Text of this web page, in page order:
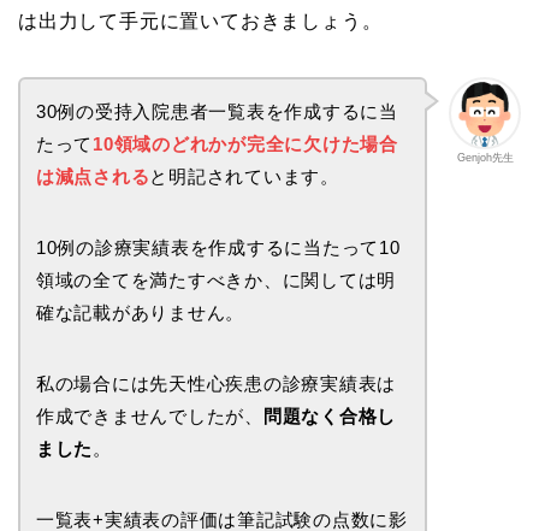
は出力して手元に置いておきましょう。
Genjoh先生
30例の受持入院患者一覧表を作成するに当
たって 10領域のどれかが完全に欠けた場合
は減点されると明記されています。
10例の診療実績表を作成するに当たって10
領域の全てを満たすべきか、に関しては明
確な記載がありません。
私の場合には先天性心疾患の診療実績表は
作成できませんでしたが、
問題なく合格し
ました 。
一覧表+実績表の評価は筆記試験の点数に影